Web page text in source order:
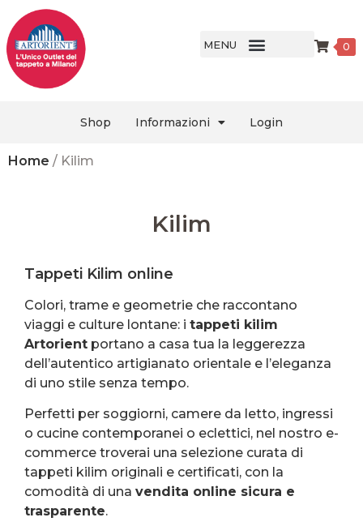
MENU 0
Shop Informazioni Login
Home / Kilim
Kilim
Tappeti Kilim online
Colori, trame e geometrie che raccontano
viaggi e culture lontane: i tappeti kilim
Artorient portano a casa tua la leggerezza
dell’autentico artigianato orientale e l’eleganza
di uno stile senza tempo.
Perfetti per soggiorni, camere da letto, ingressi
o cucine contemporanei o eclettici, nel nostro e-
commerce troverai una selezione curata di
tappeti kilim originali e certificati, con la
comodità di una vendita online sicura e
trasparente.